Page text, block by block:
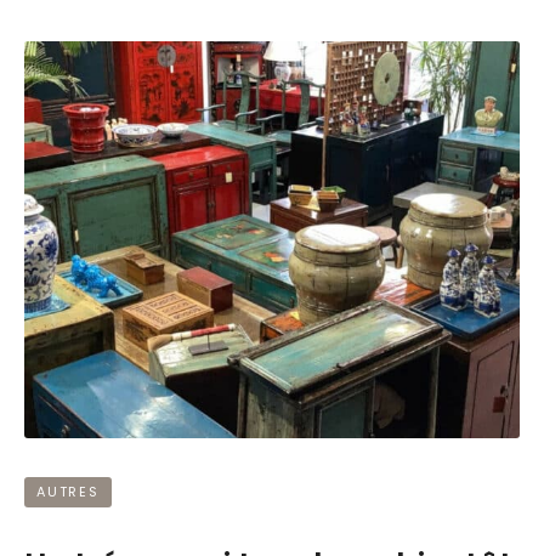
AUTRES